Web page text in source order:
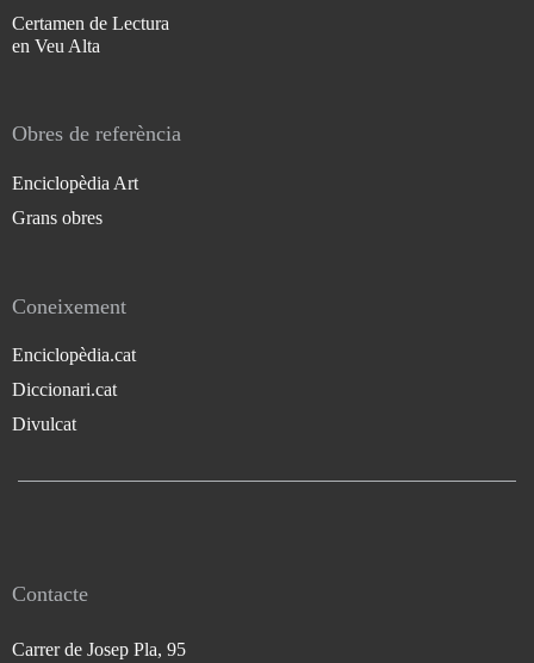
Certamen de Lectura
en Veu Alta
Obres de referència
Enciclopèdia Art
Grans obres
Coneixement
Enciclopèdia.cat
Diccionari.cat
Divulcat
Contacte
Carrer de Josep Pla, 95